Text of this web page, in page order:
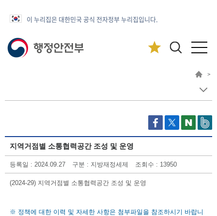
이 누리집은 대한민국 공식 전자정부 누리집입니다.
>
지역거점별 소통협력공간 조성 및 운영
등록일 : 2024.09.27 구분 : 지방재정세제 조회수 : 13950
(2024-29) 지역거점별 소통협력공간 조성 및 운영
※ 정책에 대한 이력 및 자세한 사항은 첨부파일을 참조하시기 바랍니